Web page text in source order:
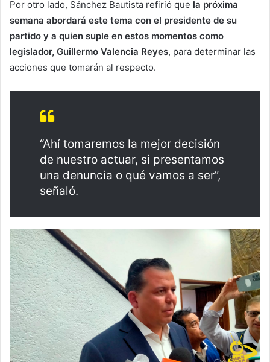
Por otro lado, Sánchez Bautista refirió que la próxima
semana abordará este tema con el presidente de su
partido y a quien suple en estos momentos como
legislador, Guillermo Valencia Reyes, para determinar las
acciones que tomarán al respecto.
“Ahí tomaremos la mejor decisión
de nuestro actuar, si presentamos
una denuncia o qué vamos a ser”,
señaló.